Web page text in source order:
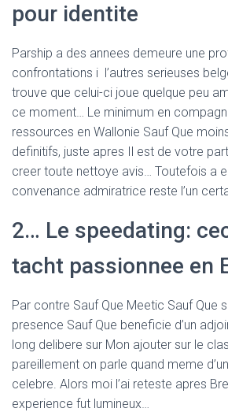
pour identite
Parship a des annees demeure une
confrontations i l’autres serieuses
trouve que celui-ci joue quelque peu
ce moment… Le minimum en
ressources en Wallonie Sauf Que
definitifs, juste apres Il est de votre
creer toute nettoye avis… Toutefois a
convenance admiratrice reste l’un
2… Le speedating:
tacht passionnee en
Par contre Sauf Que Meetic Sauf Que
presence Sauf Que beneficie d’un
long delibere sur Mon ajouter sur le
pareillement on parle quand meme
celebre. Alors moi l’ai reteste apres
experience fut lumineux…